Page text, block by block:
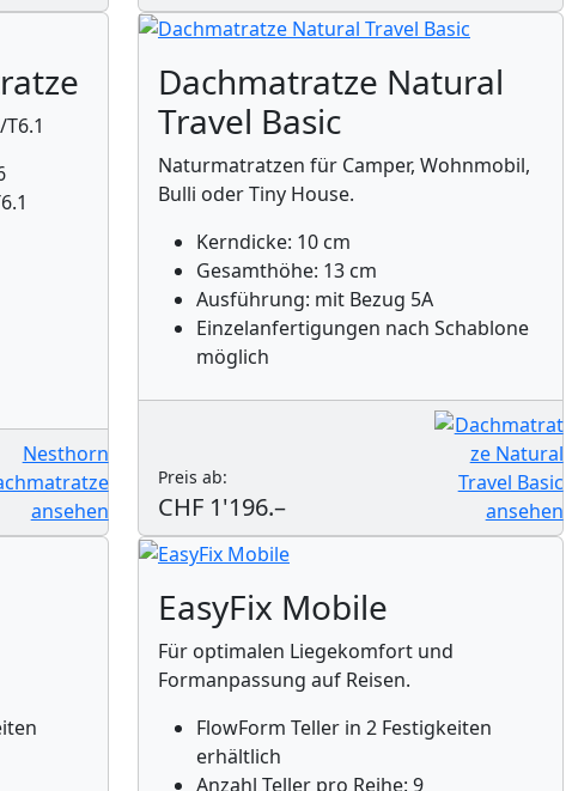
Dachmatratze Natural
Travel Basic
Naturmatratzen für Camper, Wohnmobil,
Bulli oder Tiny House.
Kerndicke: 10 cm
Gesamthöhe: 13 cm
Ausführung: mit Bezug 5A
Einzelanfertigungen nach Schablone
möglich
Preis ab:
CHF 1'196.–
EasyFix Mobile
Für optimalen Liegekomfort und
Formanpassung auf Reisen.
FlowForm Teller in 2 Festigkeiten
erhältlich
Anzahl Teller pro Reihe: 9